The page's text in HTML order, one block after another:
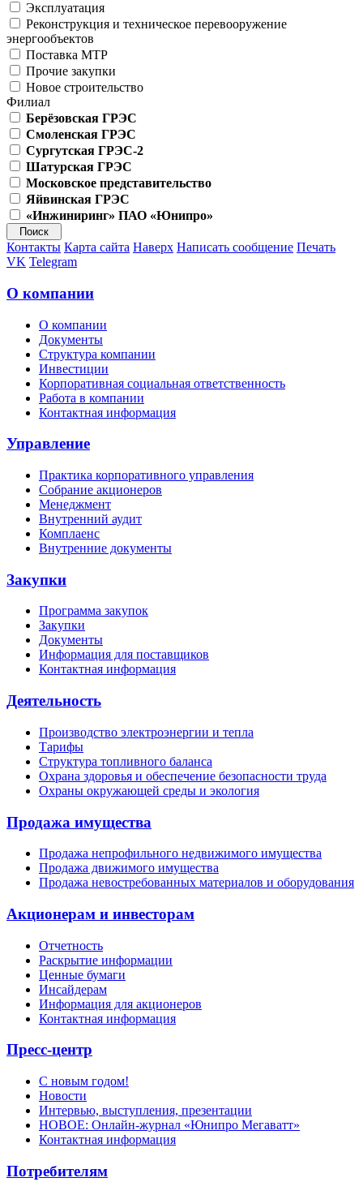
Эксплуатация
Реконструкция и техническое перевооружение
энергообъектов
Поставка МТР
Прочие закупки
Новое строительство
Филиал
Берёзовская ГРЭС
Смоленская ГРЭС
Сургутская ГРЭС-2
Шатурская ГРЭС
Московское представительство
Яйвинская ГРЭС
«Инжиниринг» ПАО «Юнипро»
Контакты Карта сайта Наверх Написать сообщение Печать
VK Telegram
О компании
О компании
Документы
Структура компании
Инвестиции
Корпоративная социальная ответственность
Работа в компании
Контактная информация
Управление
Практика корпоративного управления
Собрание акционеров
Менеджмент
Внутренний аудит
Комплаенс
Внутренние документы
Закупки
Программа закупок
Закупки
Документы
Информация для поставщиков
Контактная информация
Деятельность
Производство электроэнергии и тепла
Тарифы
Структура топливного баланса
Охрана здоровья и обеспечение безопасности труда
Охраны окружающей среды и экология
Продажа имущества
Продажа непрофильного недвижимого имущества
Продажа движимого имущества
Продажа невостребованных материалов и оборудования
Акционерам и инвесторам
Отчетность
Раскрытие информации
Ценные бумаги
Инсайдерам
Информация для акционеров
Контактная информация
Пресс-центр
С новым годом!
Новости
Интервью, выступления, презентации
НОВОЕ: Онлайн-журнал «Юнипро Мегаватт»
Контактная информация
Потребителям